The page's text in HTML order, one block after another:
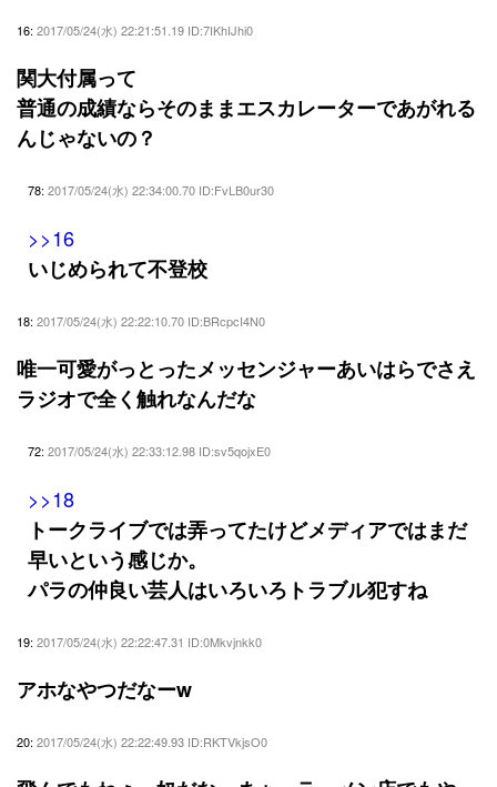
16: 2017/05/24(水) 22:21:51.19 ID:7IKhIJhi0
関大付属って
普通の成績ならそのままエスカレーターであがれる
んじゃないの？
78: 2017/05/24(水) 22:34:00.70 ID:FvLB0ur30
>>16
いじめられて不登校
18: 2017/05/24(水) 22:22:10.70 ID:BRcpcI4N0
唯一可愛がっとったメッセンジャーあいはらでさえ
ラジオで全く触れなんだな
72: 2017/05/24(水) 22:33:12.98 ID:sv5qojxE0
>>18
トークライブでは弄ってたけどメディアではまだ
早いという感じか。
パラの仲良い芸人はいろいろトラブル犯すね
19: 2017/05/24(水) 22:22:47.31 ID:0Mkvjnkk0
アホなやつだなーw
20: 2017/05/24(水) 22:22:49.93 ID:RKTVkjsO0